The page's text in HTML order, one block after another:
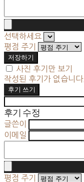
선택하세요
평점 주기
저장하기
사진 후기만 보기
작성된 후기가 없습니다.
후기 쓰기
후기 수정
글쓴이
이메일
평점 주기